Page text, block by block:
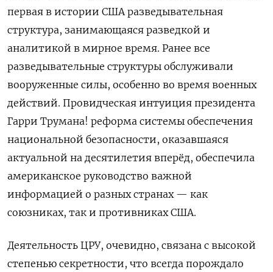
первая в истории США разведывательная
структура, занимающаяся разведкой и
аналитикой в мирное время. Ранее все
разведывательные структуры обслуживали
вооруженные силы, особенно во время военных
действий. Провидческая интуиция президента
Гарри Трумана! реформа системы обеспечения
национальной безопасности, оказавшаяся
актуальной на десятилетия вперёд, обеспечила
американское руководство важной
информацией о разных странах — как
союзниках, так и противниках США.
Деятельность ЦРУ, очевидно, связана с высокой
степенью секретности, что всегда порождало